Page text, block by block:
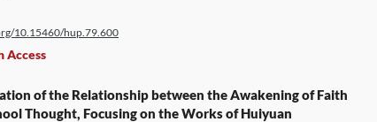
10.15460/hup.79.600
Access
of the Relationship between the Awakening of Faith
Thought, Focusing on the Works of Huiyuan